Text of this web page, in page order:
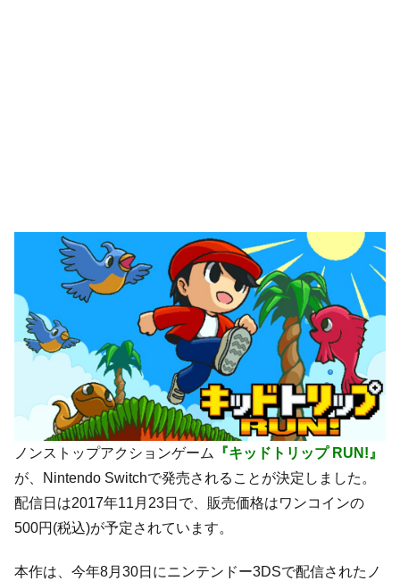
ノンストップアクションゲーム
『キッドトリップ RUN!』
が、Nintendo Switchで発売されることが決定しました。
配信日は2017年11月23日で、販売価格はワンコインの
500円(税込)が予定されています。
本作は、今年8月30日にニンテンドー3DSで配信されたノ